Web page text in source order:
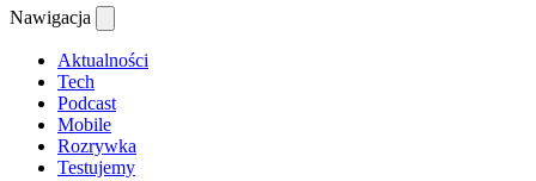
Nawigacja
Aktualności
Tech
Podcast
Mobile
Rozrywka
Testujemy